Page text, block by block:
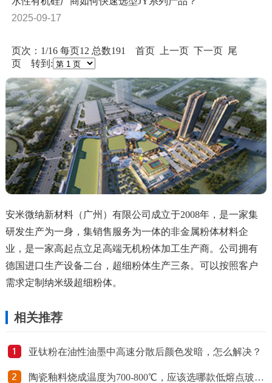
2025-09-17
页次：1/16 每页12 总数191 首页 上一页 下一页 尾
页转到:
安米微纳新材料（广州）有限公司成立于2008年，是一家集
研发生产为一身，集销售服务为一体的非金属粉体材料企
业，是一家高起点立足高端无机粉体加工生产商。公司拥有
德国进口生产设备二台，超细粉体生产三条。可以按照客户
需求定制纳米级超细粉体。
相关推荐
亚钛粉在油性油墨中高速分散后颜色发暗，怎么解决？
陶瓷釉料烧成温度为700-800℃，应该选哪款低熔点玻璃粉？